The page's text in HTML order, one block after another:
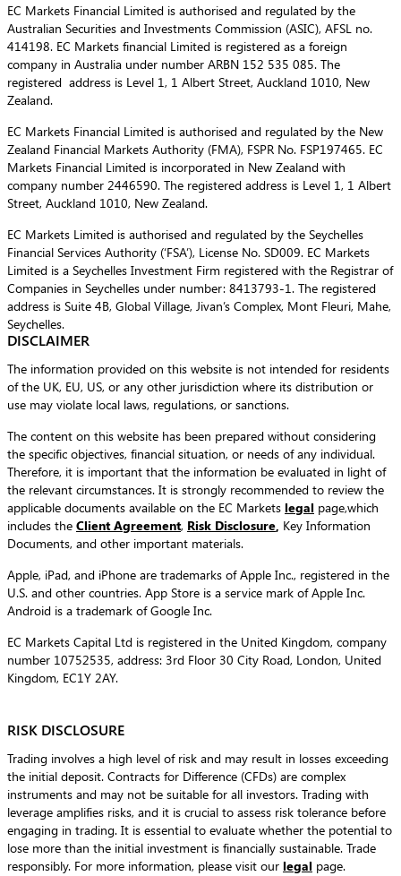
EC Markets Financial Limited is authorised and regulated by the
Australian Securities and Investments Commission (ASIC), AFSL no.
414198. EC Markets financial Limited is registered as a foreign
company in Australia under number ARBN 152 535 085. The
registered address is Level 1, 1 Albert Street, Auckland 1010, New
Zealand.
EC Markets Financial Limited is authorised and regulated by the New
Zealand Financial Markets Authority (FMA), FSPR No. FSP197465. EC
Markets Financial Limited is incorporated in New Zealand with
company number 2446590. The registered address is Level 1, 1 Albert
Street, Auckland 1010, New Zealand.
EC Markets Limited is authorised and regulated by the Seychelles
Financial Services Authority (‘FSA’), License No. SD009. EC Markets
Limited is a Seychelles Investment Firm registered with the Registrar of
Companies in Seychelles under number: 8413793-1. The registered
address is Suite 4B, Global Village, Jivan’s Complex, Mont Fleuri, Mahe,
Seychelles.
DISCLAIMER
The information provided on this website is not intended for residents
of the UK, EU, US, or any other jurisdiction where its distribution or
use may violate local laws, regulations, or sanctions.
The content on this website has been prepared without considering
the specific objectives, financial situation, or needs of any individual.
Therefore, it is important that the information be evaluated in light of
the relevant circumstances. It is strongly recommended to review the
applicable documents available on the EC Markets legal page,which
includes the Client Agreement, Risk Disclosure Key Information
Documents, and other important materials.
Apple, iPad, and iPhone are trademarks of Apple Inc., registered in the
U.S. and other countries. App Store is a service mark of Apple Inc.
Android is a trademark of Google Inc.
EC Markets Capital Ltd is registered in the United Kingdom, company
number 10752535, address: 3rd Floor 30 City Road, London, United
Kingdom, EC1Y 2AY.
RISK DISCLOSURE
Trading involves a high level of risk and may result in losses exceeding
the initial deposit. Contracts for Difference (CFDs) are complex
instruments and may not be suitable for all investors. Trading with
leverage amplifies risks, and it is crucial to assess risk tolerance before
engaging in trading. It is essential to evaluate whether the potential to
lose more than the initial investment is financially sustainable. Trade
responsibly. For more information, please visit our legal page.